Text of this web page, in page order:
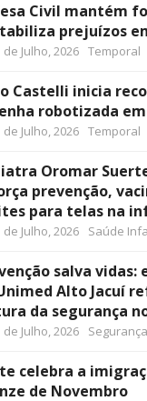
Civil mantém
prejuízos
de Julho, 2026 Temporal
Castelli inicia
robotizada em
de Julho, 2026 Temporal
Oromar
prevenção,
para telas na
de Julho, 2026 Saúde
salva vidas:
Alto Jacuí
da segurança
de Julho, 2026 Segurança
celebra a
de Novembro